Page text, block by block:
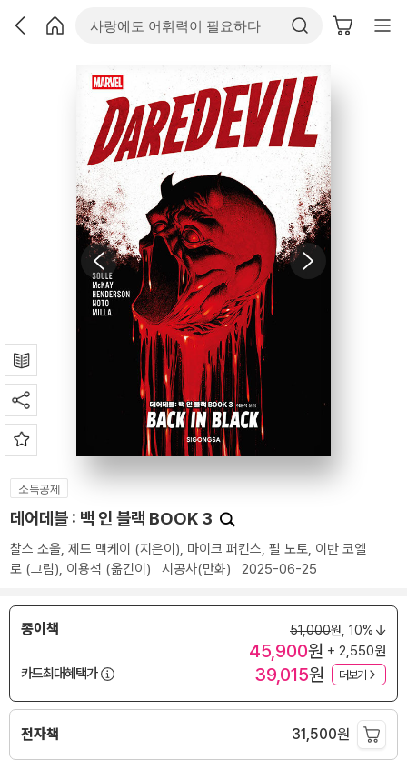
소득공제
데어데블 : 백 인 블랙 BOOK 3
찰스 소울, 제드 맥케이 (지은이), 마이크 퍼킨스, 필 노토, 이반 코엘
로 (그림), 이용석 (옮긴이) 시공사(만화) 2025-06-25
종이책 51,000원, 10%
45,900원 + 2,550원
카드최대혜택가
39,015원 더보기
전자책 31,500원